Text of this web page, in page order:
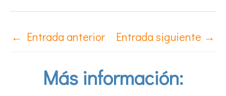
← Entrada anterior Entrada siguiente →
Más información: